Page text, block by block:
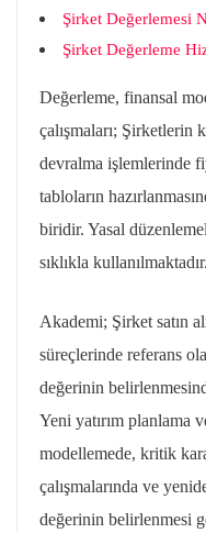
Şirket Değerlemesi
Şirket Değerleme
Değerleme, finansal
çalışmaları; Şirketlerin
devralma işlemlerinde
tabloların
biridir. Yasal
sıklıkla kullanılmaktadır.
Akademi; Şirket satın
süreçlerinde referans
değerinin
Yeni yatırım planlama
modellemede, kritik
çalışmalarında ve
değerinin belirlenmesi